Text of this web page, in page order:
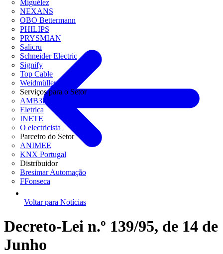
Miguélez
NEXANS
OBO Bettermann
PHILIPS
PRYSMIAN
Salicru
Schneider Electric
Signify
Top Cable
Weidmüller
Serviços para o Setor
AMB3E
Eletrica
INETE
O electricista
Parceiro do Setor
ANIMEE
KNX Portugal
Distribuidor
Bresimar Automação
FFonseca
Voltar para Notícias
Decreto-Lei n.º 139/95, de 14 de
Junho